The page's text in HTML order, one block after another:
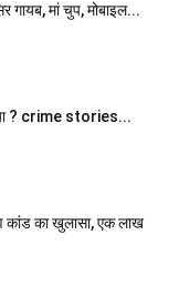
गायब, मां चुप, मोबाइल...
? crime stories...
कांड का खुलासा, एक लाख